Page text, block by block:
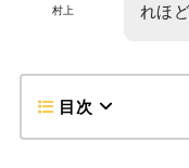
村上
れほ
目次